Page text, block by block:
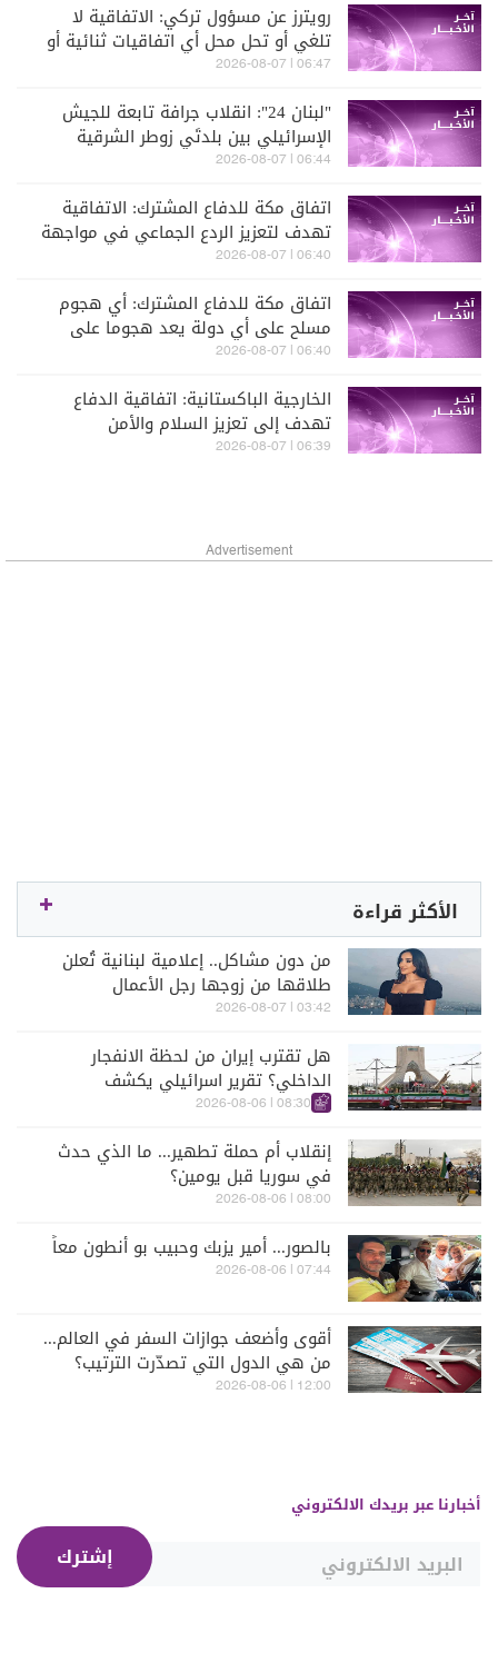
رويترز عن مسؤول تركي: الاتفاقية لا
تلغي أو تحل محل أي اتفاقيات ثنائية أو
متعددة الأطراف
06:47 | 2026-08-07
"لبنان 24": انقلاب جرافة تابعة للجيش
الإسرائيلي بين بلدتَي زوطر الشرقية
وزوطر الغربية أثناء تنفيذها أعمال تجريف
06:44 | 2026-08-07
اتفاق مكة للدفاع المشترك: الاتفاقية
تهدف لتعزيز الردع الجماعي في مواجهة
أي عمل عدواني
06:40 | 2026-08-07
اتفاق مكة للدفاع المشترك: أي هجوم
مسلح على أي دولة يعد هجوما على
الدول الثلاث جميعها
06:40 | 2026-08-07
الخارجية الباكستانية: اتفاقية الدفاع
تهدف إلى تعزيز السلام والأمن
والاستقرار في المنطقة وخارجها
06:39 | 2026-08-07
Advertisement
الأكثر قراءة
من دون مشاكل.. إعلامية لبنانية تُعلن
طلاقها من زوجها رجل الأعمال
03:42 | 2026-08-07
هل تقترب إيران من لحظة الانفجار
الداخلي؟ تقرير اسرائيلي يكشف
الكواليس
08:30 | 2026-08-06
إنقلاب أم حملة تطهير... ما الذي حدث
في سوريا قبل يومين؟
08:00 | 2026-08-06
بالصور... أمير يزبك وحبيب بو أنطون معاً
07:44 | 2026-08-06
أقوى وأضعف جوازات السفر في العالم...
من هي الدول التي تصدّرت الترتيب؟
12:00 | 2026-08-06
أخبارنا عبر بريدك الالكتروني
إشترك